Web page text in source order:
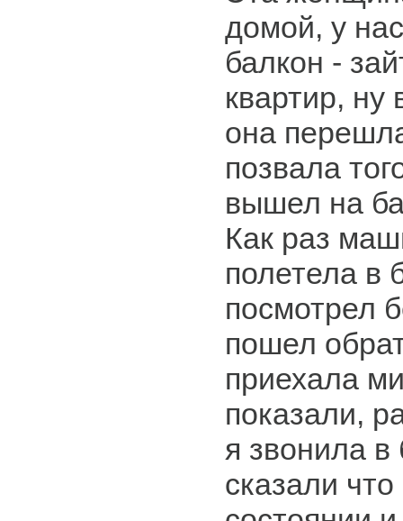
домой, у
балкон -
квартир, ну
она
позвала
вышел на
Как раз
полетела в
посмотрел
пошел
приехала
показали,
я звонила в
сказали